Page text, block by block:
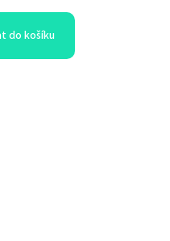
do košíku